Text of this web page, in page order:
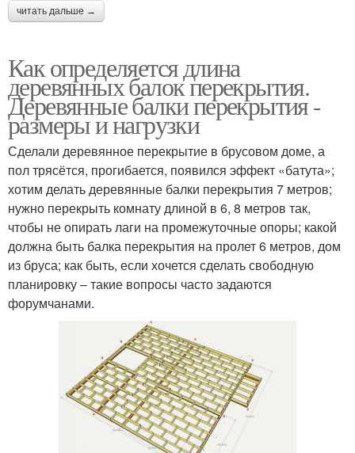
читать дальше →
Как определяется длина
деревянных балок перекрытия.
Деревянные балки перекрытия -
размеры и нагрузки
Сделали деревянное перекрытие в брусовом доме, а
пол трясётся, прогибается, появился эффект «батута»;
хотим делать деревянные балки перекрытия 7 метров;
нужно перекрыть комнату длиной в 6, 8 метров так,
чтобы не опирать лаги на промежуточные опоры; какой
должна быть балка перекрытия на пролет 6 метров, дом
из бруса; как быть, если хочется сделать свободную
планировку – такие вопросы часто задаются
форумчанами.